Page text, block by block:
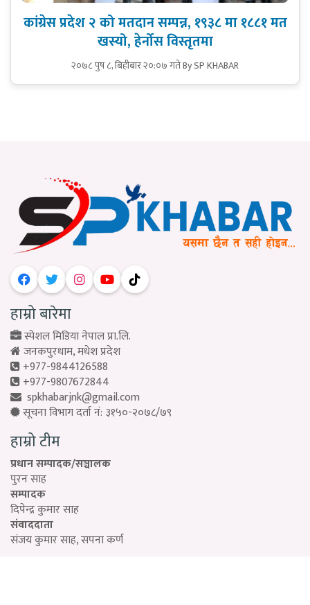
कांग्रेस प्रदेश २ को मतदान सम्पन्न, १९३८ मा १८८१ मत
खस्यो, हेर्नोस विस्तृतमा
२०७८ पुष ८, बिहीबार २०:०७ गतेBy SP KHABAR
हाम्रो बारेमा
स्पेशल मिडिया नेपाल प्रा.लि.
जनकपुरधाम, मधेश प्रदेश
+977-9844126588
+977-9807672844
spkhabarjnk@gmail.com
सूचना विभाग दर्ता नं: ३१५०-२०७८/७९
हाम्रो टीम
प्रधान सम्पादक/सञ्चालक
पुरन साह
सम्पादक
दिपेन्द्र कुमार साह
संवाददाता
संजय कुमार साह, सपना कर्ण